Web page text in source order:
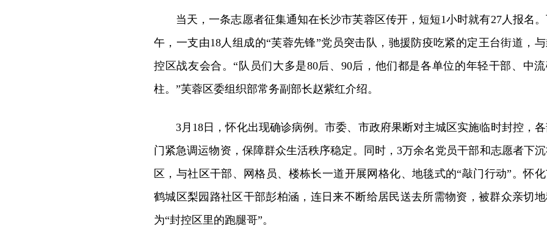
当天，一条志愿者征集通知在长沙市芙蓉区传开，短短1小时就有27人报名
午，一支由18人组成的“芙蓉先锋”党员突击队，驰援防疫吃紧的定王台街道，
控区战友会合。“队员们大多是80后、90后，他们都是各单位的年轻干部、中
柱。”芙蓉区委组织部常务副部长赵紫红介绍。
3月18日，怀化出现确诊病例。市委、市政府果断对主城区实施临时封控，
门紧急调运物资，保障群众生活秩序稳定。同时，3万余名党员干部和志愿者下
区，与社区干部、网格员、楼栋长一道开展网格化、地毯式的“敲门行动”。怀
鹤城区梨园路社区干部彭柏涵，连日来不断给居民送去所需物资，被群众亲切
为“封控区里的跑腿哥”。